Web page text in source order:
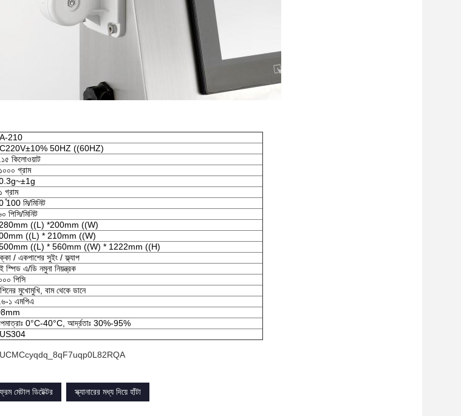
210
50HZ ((60HZ)
কিলোওয়াট
গ্রাম
গ্রাম
̊100 মি/মিনিট
পিসি/মিনিট
((L) *200mm ((W)
((L) * 210mm ((W)
((L) * 560mm ((W) * 1222mm ((H)
/ একপাশের সুইং / ফ্ল্যাপ
স্পিড এ/ডি নমুনা নিয়ন্ত্রক
পিসি
মুখোমুখি, বাম থেকে ডানে
১ এমপিএ
0°C-40°C, আর্দ্রতাঃ 30%-95%
মেটাল ডিটেক্টর স্ক্যানারের মধ্য দিয়ে হাঁটা